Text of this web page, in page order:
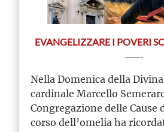
EVANGELIZZARE I POVERI
Nella Domenica della
cardinale Marcello
Congregazione delle Cause
corso dell’omelia ha